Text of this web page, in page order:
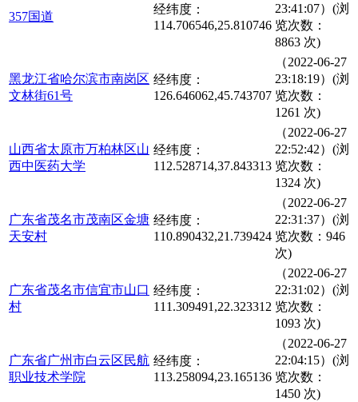
357国道
经纬度：
114.706546,25.810746
23:41:07）(浏
览次数：
8863 次)
黑龙江省哈尔滨市南岗区
文林街61号
经纬度：
126.646062,45.743707
（2022-06-27
23:18:19）(浏
览次数：
1261 次)
山西省太原市万柏林区山
西中医药大学
经纬度：
112.528714,37.843313
（2022-06-27
22:52:42）(浏
览次数：
1324 次)
广东省茂名市茂南区金塘
天安村
经纬度：
110.890432,21.739424
（2022-06-27
22:31:37）(浏
览次数：946
次)
广东省茂名市信宜市山口
村
经纬度：
111.309491,22.323312
（2022-06-27
22:31:02）(浏
览次数：
1093 次)
广东省广州市白云区民航
职业技术学院
经纬度：
113.258094,23.165136
（2022-06-27
22:04:15）(浏
览次数：
1450 次)